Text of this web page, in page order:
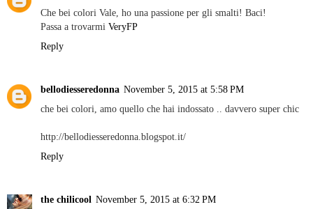
Che bei colori Vale, ho una passione per gli smalti! Baci!
Passa a trovarmi VeryFP
Reply
bellodiesseredonna November 5, 2015 at 5:58 PM
che bei colori, amo quello che hai indossato .. davvero super chic
http://bellodiesseredonna.blogspot.it/
Reply
the chilicool November 5, 2015 at 6:32 PM